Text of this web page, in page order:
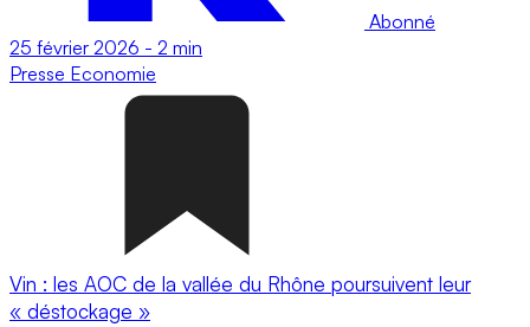
Abonné
25 février 2026 - 2 min
Presse Economie
Vin : les AOC de la vallée du Rhône poursuivent leur
« déstockage »